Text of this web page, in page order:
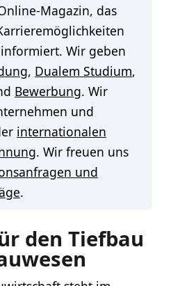
Magazin, das
Wir geben
, Dualem Studium,
Bewerbung. Wir
und
internationalen
. Wir freuen uns
und
.
den Tiefbau